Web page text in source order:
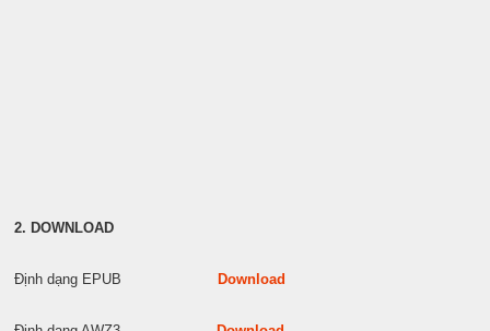
2. DOWNLOAD
Định dạng EPUB Download